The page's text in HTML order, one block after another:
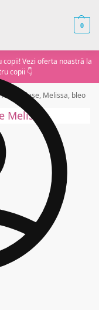
0
copii! Vezi oferta noastră la
copii 👇
2 piese, Melissa, bleo